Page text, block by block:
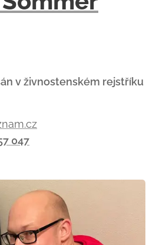
v živnostenském rejstříku
047